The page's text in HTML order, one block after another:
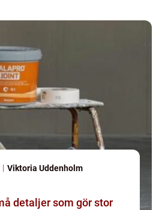
Viktoria Uddenholm